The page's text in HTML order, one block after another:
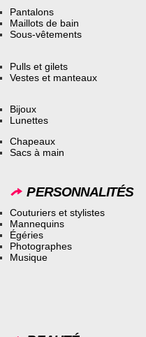
Pantalons
Maillots de bain
Sous-vêtements
Pulls et gilets
Vestes et manteaux
Bijoux
Lunettes
Chapeaux
Sacs à main
PERSONNALITÉS
Couturiers et stylistes
Mannequins
Égéries
Photographes
Musique